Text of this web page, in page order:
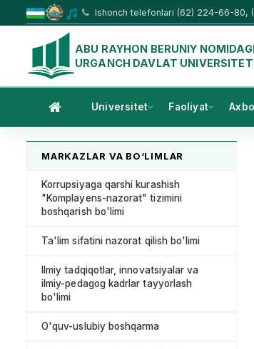
Ishonch telefonlari (62) 224-66-80,
ABU RAYHON BERUNIY
URGANCH DAVLAT
Universitet Faoliyat
MARKAZLAR VA BO‘LIMLAR
Korrupsiyaga qarshi kurashish
"Komplayens-nazorat" tizimini
boshqarish bo'limi
Ta'lim sifatini nazorat qilish bo'limi
Ilmiy tadqiqotlar, innovatsiyalar va
ilmiy-pedagog kadrlar tayyorlash
bo'limi
O'quv-uslubiy boshqarma